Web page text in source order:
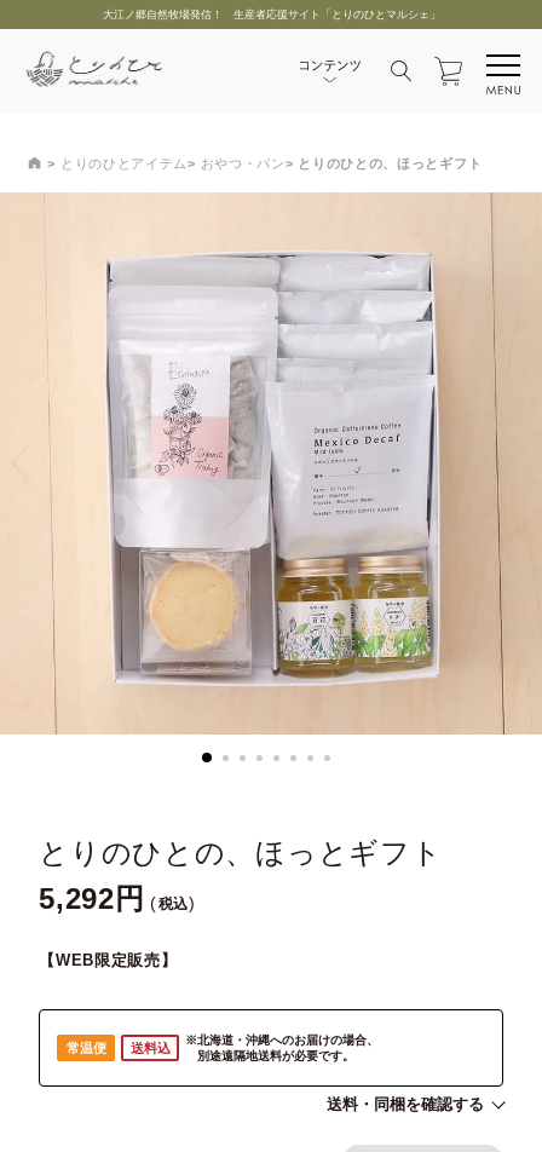
大江ノ郷自然牧場発信！ 生産者応援サイト「とりのひとマルシェ」
とりのひとアイテム おやつ・パン とりのひとの、ほっとギフト
とりのひとの、ほっとギフト
5,292 税込
【WEB限定販売】
常温便 送料込
※北海道・沖縄へのお届けの場合、
別途遠隔地送料が必要です。
送料・同梱を確認する